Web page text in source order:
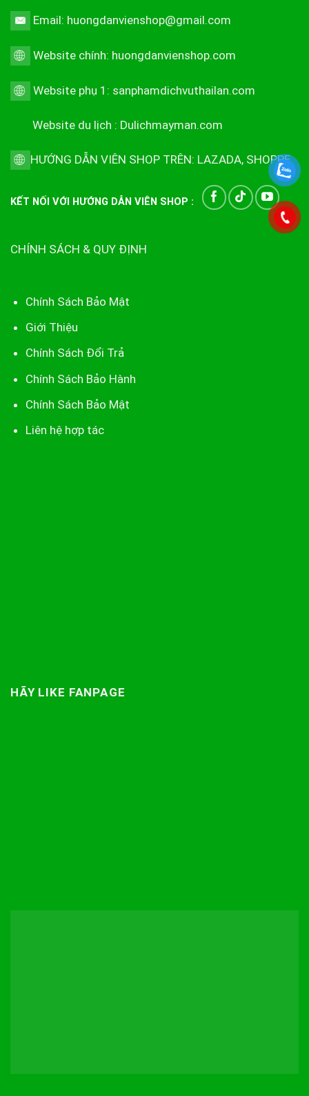
Email: huongdanvienshop@gmail.com
Website chính: huongdanvienshop.com
Website phụ 1: sanphamdichvuthailan.com
Website du lịch : Dulichmayman.com
HƯỚNG DẪN VIÊN SHOP TRÊN: LAZADA, SHOPPE
KẾT NỐI VỚI HƯỚNG DẪN VIÊN SHOP :
CHÍNH SÁCH & QUY ĐỊNH
Chính Sách Bảo Mật
Giới Thiệu
Chính Sách Đổi Trả
Chính Sách Bảo Hành
Chính Sách Bảo Mật
Liên hệ hợp tác
HÃY LIKE FANPAGE